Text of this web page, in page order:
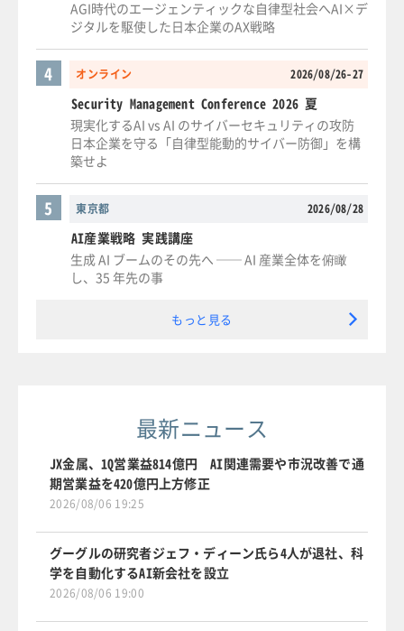
AGI時代のエージェンティックな自律型社会へAI×デ
ジタルを駆使した日本企業のAX戦略
オンライン 2026/08/26-27
4
Security Management Conference 2026 夏
現実化するAI vs AI のサイバーセキュリティの攻防
日本企業を守る「自律型能動的サイバー防御」を構
築せよ
東京都 2026/08/28
5
AI産業戦略 実践講座
生成 AI ブームのその先へ ── AI 産業全体を俯瞰
し、35 年先の事
もっと見る
最新ニュース
JX金属、1Q営業益814億円 AI関連需要や市況改善で通
期営業益を420億円上方修正
2026/08/06 19:25
グーグルの研究者ジェフ・ディーン氏ら4人が退社、科
学を自動化するAI新会社を設立
2026/08/06 19:00